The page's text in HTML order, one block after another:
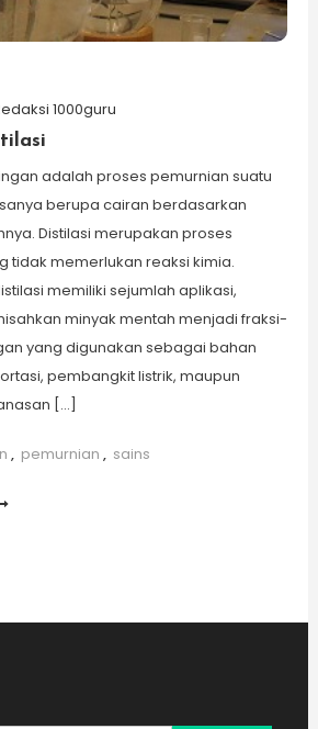
1000guru
adalah proses pemurnian suatu
berupa cairan berdasarkan
Distilasi merupakan proses
tidak memerlukan reaksi kimia.
memiliki sejumlah aplikasi,
minyak mentah menjadi fraksi-
yang digunakan sebagai bahan
pembangkit listrik, maupun
[…]
, pemurnian , sains